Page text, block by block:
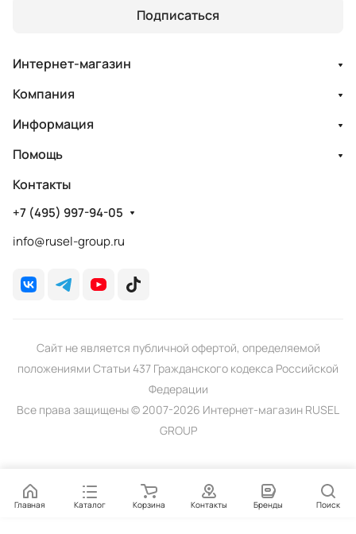
Подписаться
Интернет-магазин
Компания
Информация
Помощь
Контакты
+7 (495) 997-94-05
info@rusel-group.ru
Сайт не является публичной офертой, определяемой
положениями Статьи 437 Гражданского кодекса Российской
Федерации
Все права защищены © 2007-2026 Интернет-магазин RUSEL
GROUP
Главная Каталог Корзина Контакты Бренды Поиск